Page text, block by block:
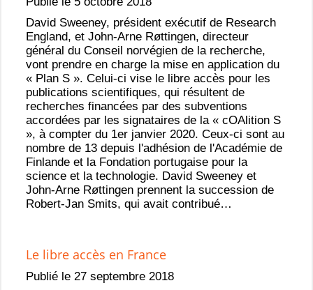
David Sweeney, président exécutif de Research
England, et John-Arne Røttingen, directeur
général du Conseil norvégien de la recherche,
vont prendre en charge la mise en application du
« Plan S ». Celui-ci vise le libre accès pour les
publications scientifiques, qui résultent de
recherches financées par des subventions
accordées par les signataires de la « cOAlition S
», à compter du 1er janvier 2020. Ceux-ci sont au
nombre de 13 depuis l'adhésion de l'Académie de
Finlande et la Fondation portugaise pour la
science et la technologie. David Sweeney et
John-Arne Røttingen prennent la succession de
Robert-Jan Smits, qui avait contribué…
Le libre accès en France
Publié le 27 septembre 2018